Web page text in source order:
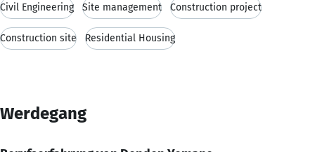
Civil Engineering Site management Construction project
Construction site Residential Housing
Werdegang